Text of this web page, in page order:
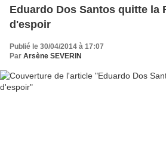
Eduardo Dos Santos quitte la
d'espoir
Publié le 30/04/2014 à 17:07
Par Arsène SEVERIN